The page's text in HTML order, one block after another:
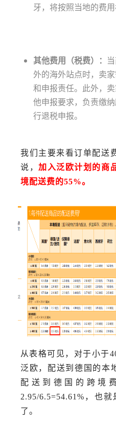
牙，将按照当地的费用
其他费用（税费）：
外的海外站点时，卖
和申报责任。此外，
他申报要求，负责缴
行退税申报。
我们主要来看订单配送
说，加入泛欧计划的商
境配送费的55%。
从表格可见，对于小于
泛欧，配送到德国的本
配送到德国的跨境
2.95/6.5=54.61%，也就
了。